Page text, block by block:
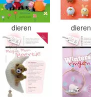
dieren dieren